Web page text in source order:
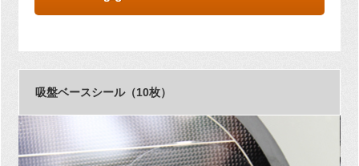
吸盤ベースシール（10枚）